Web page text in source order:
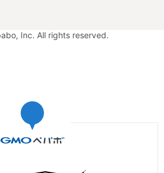
Inc. All rights reserved.